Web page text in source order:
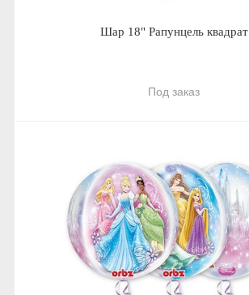
Шар 18" Рапунцель квадрат
Под заказ